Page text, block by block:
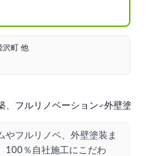
沢町 他
、フルリノベーション 外壁塗装
やフルリノベ、外壁塗装ま
100％自社施工にこだわ